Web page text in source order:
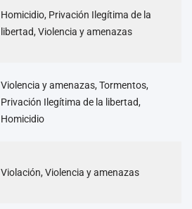
Homicidio, Privación Ilegítima de la
libertad, Violencia y amenazas
Violencia y amenazas, Tormentos,
Privación Ilegítima de la libertad,
Homicidio
Violación, Violencia y amenazas